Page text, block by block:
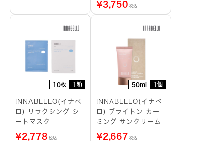
¥3,750 税込
10枚 1箱
INNABELLO(イナベ
ロ) リラクシング シ
ートマスク
¥2,778 税込
50ml 1個
INNABELLO(イナベ
ロ) ブライトン カー
ミング サンクリーム
¥2,667 税込